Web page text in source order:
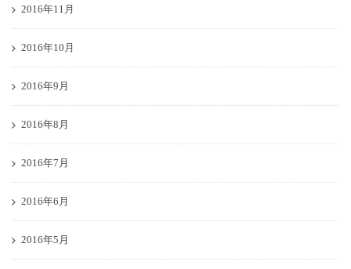
2016年11月
2016年10月
2016年9月
2016年8月
2016年7月
2016年6月
2016年5月